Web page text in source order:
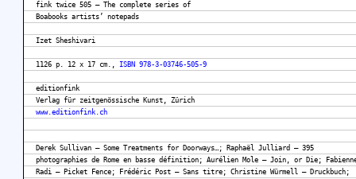
fink twice 505 – The complete series of
Boabooks artists’ notepads
Izet Sheshivari
1126 p. 12 x 17 cm., ISBN 978-3-03746-505-9
editionfink
Verlag für zeitgenössische Kunst, Zürich
www.editionfink.ch
Derek Sullivan – Some Treatments for Doorways…; Raphaël Julliard – 395
photographies de Rome en basse définition; Aurélien Mole – Join, or Die;
Radi – Picket Fence; Frédéric Post – Sans titre; Christine Würmell – Druckbuch;